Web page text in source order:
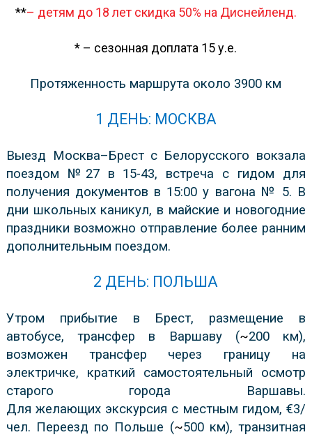
**– детям до 18 лет скидка 50% на Диснейленд.
* – сезонная доплата 15у.е.
Протяженность маршрута около 3900 км
1 ДЕНЬ: МОСКВА
Выезд Москва–Брест с Белорусского вокзала
поездом №27 в 15-43, встреча с гидом для
получения документов в 15:00 у вагона № 5. В
дни школьных каникул, в майские и новогодние
праздники возможно отправление более ранним
дополнительным поездом.
2 ДЕНЬ: ПОЛЬША
Утром прибытие в Брест, размещение в
автобусе, трансфер в Варшаву (~200 км),
возможен трансфер через границу на
электричке, краткий самостоятельный осмотр
старого города Варшавы.
Для желающих экскурсия с местным гидом, €3/
чел. Переезд по Польше (~500 км), транзитная